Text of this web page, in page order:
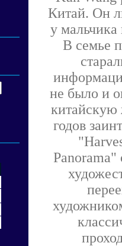
Китай. Он
у мальчика
В семье
не было и
китайскую
годов
Panorama"